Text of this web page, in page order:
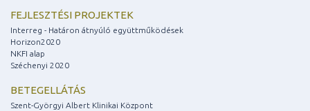
FEJLESZTÉSI PROJEKTEK
Interreg - Határon átnyúló együttműködések
Horizon2020
NKFI alap
Széchenyi 2020
BETEGELLÁTÁS
Szent-Györgyi Albert Klinikai Központ